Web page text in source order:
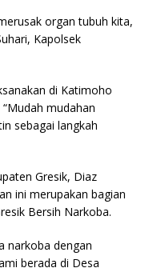
organ tubuh kita,
Kapolsek
di Katimoho
mudahan
sebagai langkah
Gresik, Diaz
ini merupakan bagian
Bersih Narkoba.
narkoba dengan
berada di Desa